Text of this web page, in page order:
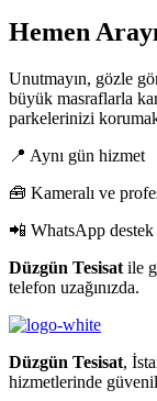
Hemen
Unutmayın, gözle
büyük masraflarla
parkelerinizi
📍 Aynı gün hizmet
🧰 Kameralı ve
📲 WhatsApp destek
Düzgün Tesisat ile
telefon uzağınızda.
Düzgün Tesisat,
hizmetlerinde